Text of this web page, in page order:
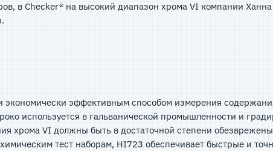
в Checker® на высокий диапазон хрома VI компании
экономически эффективным способом измерения
используется в гальванической промышленности и
хрома VI должны быть в достаточной степени
тест наборам, HI723 обеспечивает быстрые и